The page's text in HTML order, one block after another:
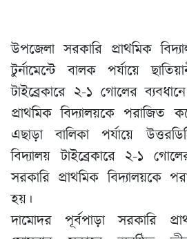
উপজেলা সরকারি প্রাথমিক
টুর্নামেন্টে বালক পর্যায়ে
টাইব্রেকারে ২-১ গোলের
প্রাথমিক বিদ্যালয়কে পরাজিত
এছাড়া বালিকা পর্যায়ে
বিদ্যালয় টাইব্রেকারে ২-১
সরকারি প্রাথমিক বিদ্যালয়কে
হয়।
দামোদর পূর্বপাড়া সরকারি